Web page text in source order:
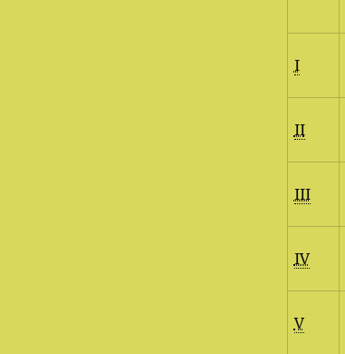
I
II
III
IV
V